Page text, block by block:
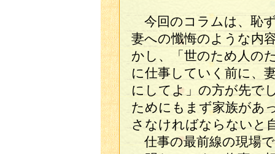
今回のコラムは、恥
妻への懺悔のような内
かし、「世のため人の
に仕事していく前に、
にしてよ」の方が先で
ためにもまず家族があ
さなければならないと
仕事の最前線の現場